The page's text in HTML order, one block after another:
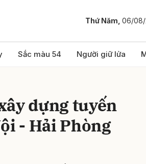
Thứ Năm, 06/
Sắc màu 54 Người giữ lửa
dựng tuyến
- Hải Phòng